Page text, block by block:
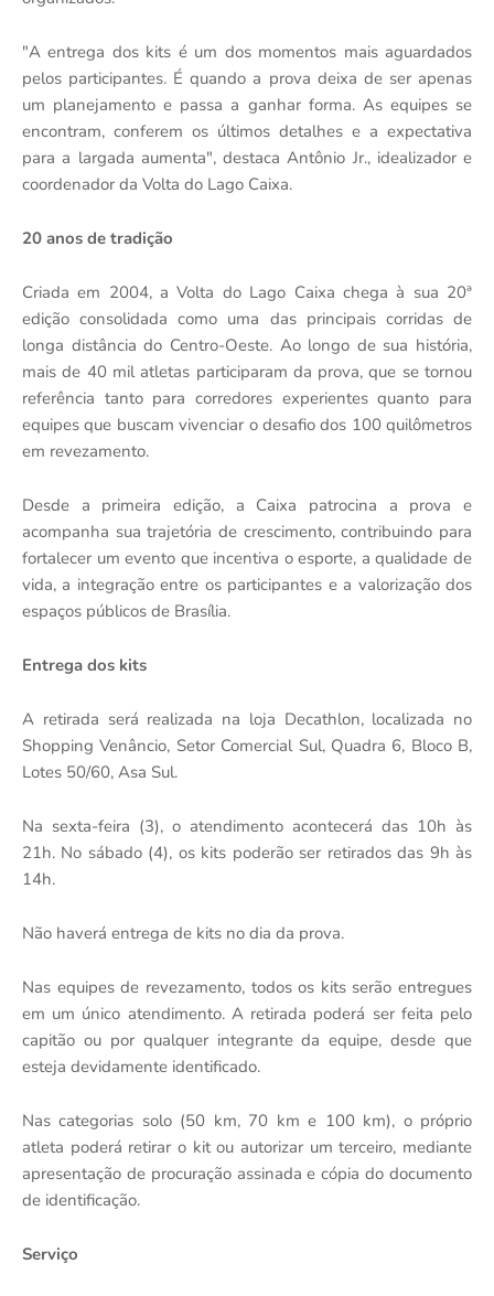
"A entrega dos kits é um dos momentos mais aguardados
pelos participantes. É quando a prova deixa de ser apenas
um planejamento e passa a ganhar forma. As equipes se
encontram, conferem os últimos detalhes e a expectativa
para a largada aumenta", destaca Antônio Jr., idealizador e
coordenador da Volta do Lago Caixa.
20 anos de tradição
Criada em 2004, a Volta do Lago Caixa chega à sua 20ª
edição consolidada como uma das principais corridas de
longa distância do Centro-Oeste. Ao longo de sua história,
mais de 40 mil atletas participaram da prova, que se tornou
referência tanto para corredores experientes quanto para
equipes que buscam vivenciar o desafio dos 100 quilômetros
em revezamento.
Desde a primeira edição, a Caixa patrocina a prova e
acompanha sua trajetória de crescimento, contribuindo para
fortalecer um evento que incentiva o esporte, a qualidade de
vida, a integração entre os participantes e a valorização dos
espaços públicos de Brasília.
Entrega dos kits
A retirada será realizada na loja Decathlon, localizada no
Shopping Venâncio, Setor Comercial Sul, Quadra 6, Bloco B,
Lotes 50/60, Asa Sul.
Na sexta-feira (3), o atendimento acontecerá das 10h às
21h. No sábado (4), os kits poderão ser retirados das 9h às
14h.
Não haverá entrega de kits no dia da prova.
Nas equipes de revezamento, todos os kits serão entregues
em um único atendimento. A retirada poderá ser feita pelo
capitão ou por qualquer integrante da equipe, desde que
esteja devidamente identificado.
Nas categorias solo (50 km, 70 km e 100 km), o próprio
atleta poderá retirar o kit ou autorizar um terceiro, mediante
apresentação de procuração assinada e cópia do documento
de identificação.
Serviço